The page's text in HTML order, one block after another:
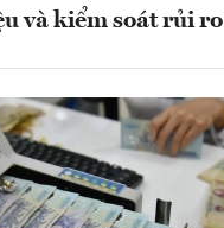
và kiểm soát rủi ro